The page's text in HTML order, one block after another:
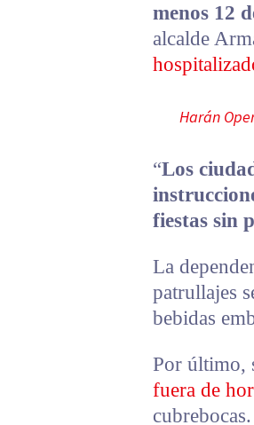
menos 12
alcalde
Harán
“Los
fiestas sin
La
patrullajes
bebidas
Por último,
fuera de
cubrebocas.